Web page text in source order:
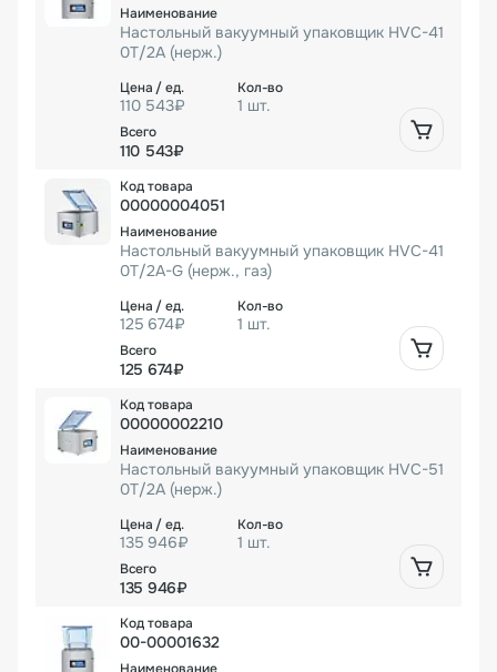
Настольный вакуумный упаковщик HVC-41
0T/2A (нерж.)
110 543₽ 1 шт.
110 543₽
00000004051
Настольный вакуумный упаковщик HVC-41
0T/2A-G (нерж., газ)
125 674₽ 1 шт.
125 674₽
00000002210
Настольный вакуумный упаковщик HVC-51
0T/2A (нерж.)
135 946₽ 1 шт.
135 946₽
00-00001632